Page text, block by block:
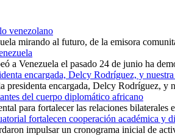
venezolano
mirando al futuro, de la emisora
a Venezuela el pasado 24 de junio ha
encargada, Delcy Rodríguez, y
presidenta encargada, Delcy Rodríguez, y
del cuerpo diplomático africano
para fortalecer las relaciones
fortalecen cooperación académica y
impulsar un cronograma inicial de